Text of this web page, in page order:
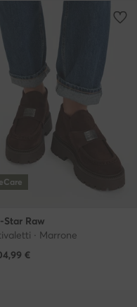
Star Raw
· Marrone
€